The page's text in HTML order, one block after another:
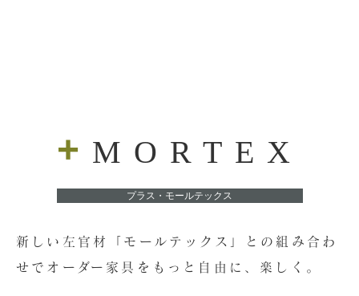
+ MORTEX
プラス・モールテックス
新しい左官材「モールテックス」との組み合わ
せで オーダー家具をもっと自由に、楽しく。